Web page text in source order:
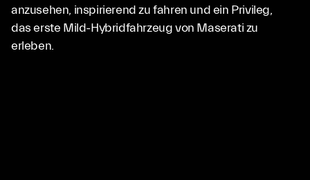
anzusehen, inspirierend zu fahren und ein Privileg,
das erste Mild-Hybridfahrzeug von Maserati zu
erleben.